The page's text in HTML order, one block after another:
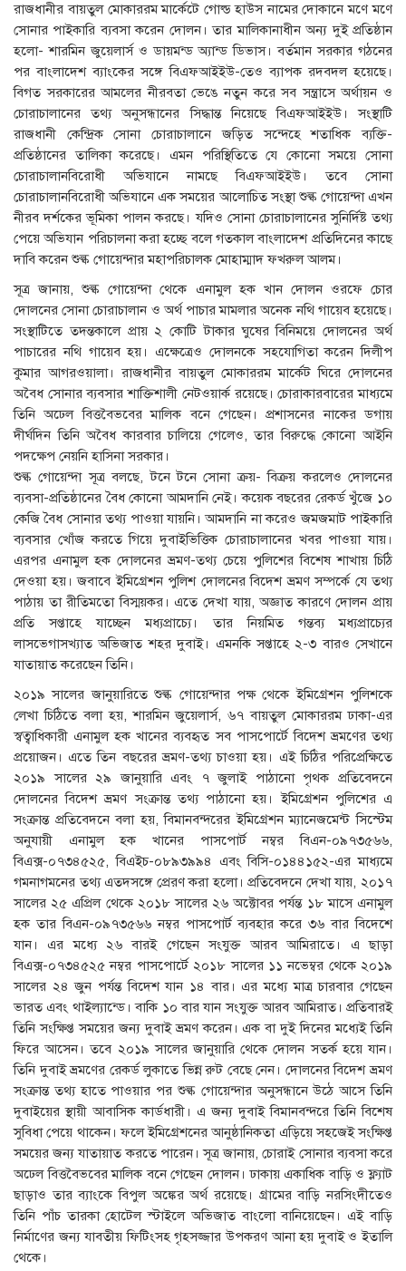
রাজধানীর বায়তুল মোকাররম মার্কেটে গোল্ড হাউস নামের দোকানে মণে মণে
সোনার পাইকারি ব্যবসা করেন দোলন। তার মালিকানাধীন অন্য দুই প্রতিষ্ঠান
হলো- শারমিন জুয়েলার্স ও ডায়মন্ড অ্যান্ড ডিভাস। বর্তমান সরকার গঠনের
পর বাংলাদেশ ব্যাংকের সঙ্গে বিএফআইইউ-তেও ব্যাপক রদবদল হয়েছে।
বিগত সরকারের আমলের নীরবতা ভেঙে নতুন করে সব সন্ত্রাসে অর্থায়ন ও
চোরাচালানের তথ্য অনুসন্ধানের সিদ্ধান্ত নিয়েছে বিএফআইইউ। সংস্থাটি
রাজধানী কেন্দ্রিক সোনা চোরাচালানে জড়িত সন্দেহে শতাধিক ব্যক্তি-
প্রতিষ্ঠানের তালিকা করেছে। এমন পরিস্থিতিতে যে কোনো সময়ে সোনা
চোরাচালানবিরোধী অভিযানে নামছে বিএফআইইউ। তবে সোনা
চোরাচালানবিরোধী অভিযানে এক সময়ের আলোচিত সংস্থা শুল্ক গোয়েন্দা এখন
নীরব দর্শকের ভূমিকা পালন করছে। যদিও সোনা চোরাচালানের সুনির্দিষ্ট তথ্য
পেয়ে অভিযান পরিচালনা করা হচ্ছে বলে গতকাল বাংলাদেশ প্রতিদিনের কাছে
দাবি করেন শুল্ক গোয়েন্দার মহাপরিচালক মোহাম্মাদ ফখরুল আলম।
সূত্র জানায়, শুল্ক গোয়েন্দা থেকে এনামুল হক খান দোলন ওরফে চোর
দোলনের সোনা চোরাচালান ও অর্থ পাচার মামলার অনেক নথি গায়েব হয়েছে।
সংস্থাটিতে তদন্তকালে প্রায় ২ কোটি টাকার ঘুষের বিনিময়ে দোলনের অর্থ
পাচারের নথি গায়েব হয়। এক্ষেত্রেও দোলনকে সহযোগিতা করেন দিলীপ
কুমার আগরওয়ালা। রাজধানীর বায়তুল মোকাররম মার্কেট ঘিরে দোলনের
অবৈধ সোনার ব্যবসার শাক্তিশালী নেটওয়ার্ক রয়েছে। চোরাকারবারের মাধ্যমে
তিনি অঢেল বিত্তবৈভবের মালিক বনে গেছেন। প্রশাসনের নাকের ডগায়
দীর্ঘদিন তিনি অবৈধ কারবার চালিয়ে গেলেও, তার বিরুদ্ধে কোনো আইনি
পদক্ষেপ নেয়নি হাসিনা সরকার।
শুল্ক গোয়েন্দা সূত্র বলছে, টনে টনে সোনা ক্রয়- বিক্রয় করলেও দোলনের
ব্যবসা-প্রতিষ্ঠানের বৈধ কোনো আমদানি নেই। কয়েক বছরের রেকর্ড খুঁজে ১০
কেজি বৈধ সোনার তথ্য পাওয়া যায়নি। আমদানি না করেও জমজমাট পাইকারি
ব্যবসার খোঁজ করতে গিয়ে দুবাইভিত্তিক চোরাচালানের খবর পাওয়া যায়।
এরপর এনামুল হক দোলনের ভ্রমণ-তথ্য চেয়ে পুলিশের বিশেষ শাখায় চিঠি
দেওয়া হয়। জবাবে ইমিগ্রেশন পুলিশ দোলনের বিদেশ ভ্রমণ সম্পর্কে যে তথ্য
পাঠায় তা রীতিমতো বিস্ময়কর। এতে দেখা যায়, অজ্ঞাত কারণে দোলন প্রায়
প্রতি সপ্তাহে যাচ্ছেন মধ্যপ্রাচ্যে। তার নিয়মিত গন্তব্য মধ্যপ্রাচ্যের
লাসভেগাসখ্যাত অভিজাত শহর দুবাই। এমনকি সপ্তাহে ২-৩ বারও সেখানে
যাতায়াত করেছেন তিনি।
২০১৯ সালের জানুয়ারিতে শুল্ক গোয়েন্দার পক্ষ থেকে ইমিগ্রেশন পুলিশকে
লেখা চিঠিতে বলা হয়, শারমিন জুয়েলার্স, ৬৭ বায়তুল মোকাররম ঢাকা-এর
স্বত্বাধিকারী এনামুল হক খানের ব্যবহৃত সব পাসপোর্টে বিদেশ ভ্রমণের তথ্য
প্রয়োজন। এতে তিন বছরের ভ্রমণ-তথ্য চাওয়া হয়। এই চিঠির পরিপ্রেক্ষিতে
২০১৯ সালের ২৯ জানুয়ারি এবং ৭ জুলাই পাঠানো পৃথক প্রতিবেদনে
দোলনের বিদেশ ভ্রমণ সংক্রান্ত তথ্য পাঠানো হয়। ইমিগ্রেশন পুলিশের এ
সংক্রান্ত প্রতিবেদনে বলা হয়, বিমানবন্দরের ইমিগ্রেশন ম্যানেজমেন্ট সিস্টেম
অনুযায়ী এনামুল হক খানের পাসপোর্ট নম্বর বিএন-০৯৭৩৫৬৬,
বিএক্স-০৭৩৪৫২৫, বিএইচ-০৮৯৩৯৯৪ এবং বিসি-০১৪৪১৫২-এর মাধ্যমে
গমনাগমনের তথ্য এতদসঙ্গে প্রেরণ করা হলো। প্রতিবেদনে দেখা যায়, ২০১৭
সালের ২৫ এপ্রিল থেকে ২০১৮ সালের ২৬ অক্টোবর পর্যন্ত ১৮ মাসে এনামুল
হক তার বিএন-০৯৭৩৫৬৬ নম্বর পাসপোর্ট ব্যবহার করে ৩৬ বার বিদেশে
যান। এর মধ্যে ২৬ বারই গেছেন সংযুক্ত আরব আমিরাতে। এ ছাড়া
বিএক্স-০৭৩৪৫২৫ নম্বর পাসপোর্টে ২০১৮ সালের ১১ নভেম্বর থেকে ২০১৯
সালের ২৪ জুন পর্যন্ত বিদেশ যান ১৪ বার। এর মধ্যে মাত্র চারবার গেছেন
ভারত এবং থাইল্যান্ডে। বাকি ১০ বার যান সংযুক্ত আরব আমিরাত। প্রতিবারই
তিনি সংক্ষিপ্ত সময়ের জন্য দুবাই ভ্রমণ করেন। এক বা দুই দিনের মধ্যেই তিনি
ফিরে আসেন। তবে ২০১৯ সালের জানুয়ারি থেকে দোলন সতর্ক হয়ে যান।
তিনি দুবাই ভ্রমণের রেকর্ড লুকাতে ভিন্ন রুট বেছে নেন। দোলনের বিদেশ ভ্রমণ
সংক্রান্ত তথ্য হাতে পাওয়ার পর শুল্ক গোয়েন্দার অনুসন্ধানে উঠে আসে তিনি
দুবাইয়ের স্থায়ী আবাসিক কার্ডধারী। এ জন্য দুবাই বিমানবন্দরে তিনি বিশেষ
সুবিধা পেয়ে থাকেন। ফলে ইমিগ্রেশনের আনুষ্ঠানিকতা এড়িয়ে সহজেই সংক্ষিপ্ত
সময়ের জন্য যাতায়াত করতে পারেন। সূত্র জানায়, চোরাই সোনার ব্যবসা করে
অঢেল বিত্তবৈভবের মালিক বনে গেছেন দোলন। ঢাকায় একাধিক বাড়ি ও ফ্ল্যাট
ছাড়াও তার ব্যাংকে বিপুল অঙ্কের অর্থ রয়েছে। গ্রামের বাড়ি নরসিংদীতেও
তিনি পাঁচ তারকা হোটেল স্টাইলে অভিজাত বাংলো বানিয়েছেন। এই বাড়ি
নির্মাণের জন্য যাবতীয় ফিটিংসহ গৃহসজ্জার উপকরণ আনা হয় দুবাই ও ইতালি
থেকে।